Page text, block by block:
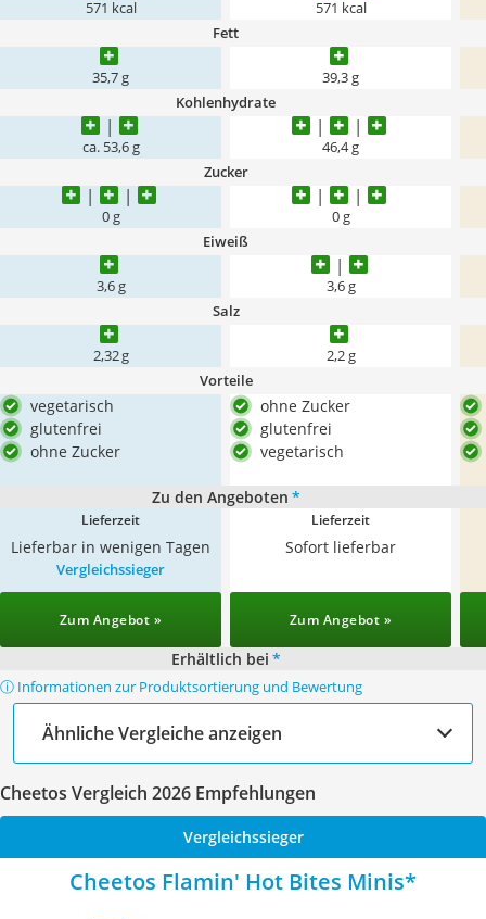
571 kcal 571 kcal
Fett
35,7 g 39,3 g
Kohlenhydrate
ca. 53,6 g 46,4 g
Zucker
0 g 0 g
Eiweiß
3,6 g 3,6 g
Salz
2,32 g 2,2 g
Vorteile
vegetarisch
glutenfrei
ohne Zucker
ohne Zucker
glutenfrei
vegetarisch
Zu den Angeboten *
Lieferzeit
Lieferbar in wenigen Tagen
Lieferzeit
Sofort lieferbar
Vergleichssieger
Zum Angebot » Zum Angebot »
Erhältlich bei *
ⓘ Informationen zur Produktsortierung und Bewertung
Ähnliche Vergleiche anzeigen
Cheetos Vergleich 2026 Empfehlungen
Vergleichssieger
Cheetos Flamin' Hot Bites Minis